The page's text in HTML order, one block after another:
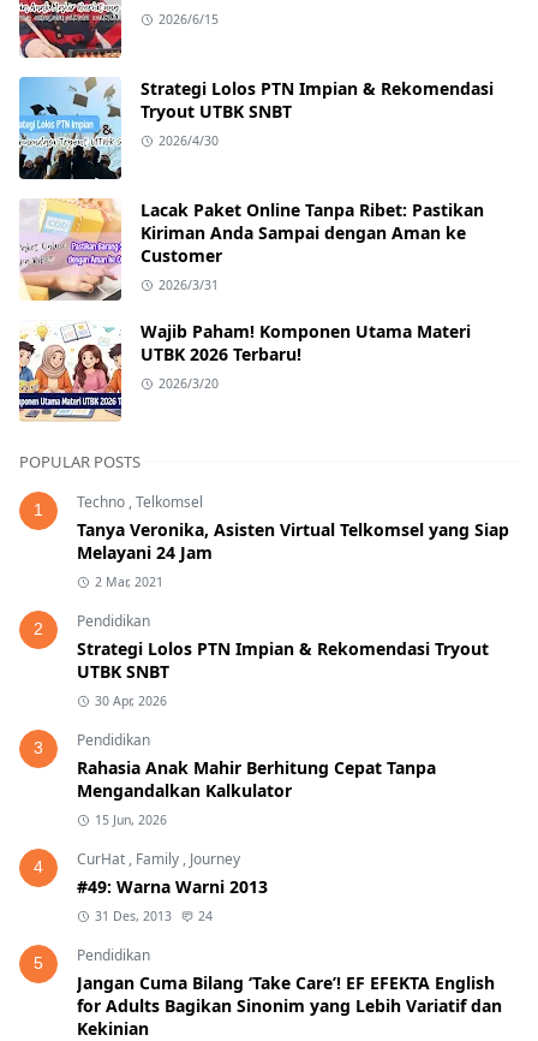
2026/6/15
Strategi Lolos PTN Impian & Rekomendasi
Tryout UTBK SNBT
2026/4/30
Lacak Paket Online Tanpa Ribet: Pastikan
Kiriman Anda Sampai dengan Aman ke
Customer
2026/3/31
Wajib Paham! Komponen Utama Materi
UTBK 2026 Terbaru!
2026/3/20
POPULAR POSTS
1 Techno ,Telkomsel
Tanya Veronika, Asisten Virtual Telkomsel yang Siap
Melayani 24 Jam
2 Mar, 2021
2 Pendidikan
Strategi Lolos PTN Impian & Rekomendasi Tryout
UTBK SNBT
30 Apr, 2026
3 Pendidikan
Rahasia Anak Mahir Berhitung Cepat Tanpa
Mengandalkan Kalkulator
15 Jun, 2026
4 CurHat , Family , Journey
#49: Warna Warni 2013
31 Des, 2013 24
5 Pendidikan
Jangan Cuma Bilang ‘Take Care’! EF EFEKTA English
for Adults Bagikan Sinonim yang Lebih Variatif dan
Kekinian